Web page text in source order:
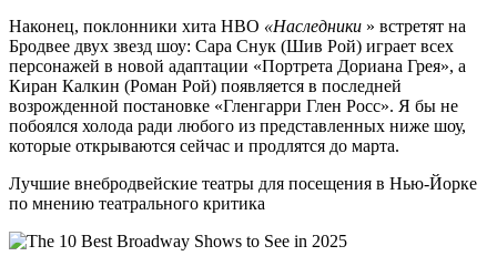
Наконец, поклонники хита HBO «Наследники » встретят на
Бродвее двух звезд шоу: Сара Снук (Шив Рой) играет всех
персонажей в новой адаптации «Портрета Дориана Грея», а
Киран Калкин (Роман Рой) появляется в последней
возрожденной постановке «Гленгарри Глен Росс». Я бы не
побоялся холода ради любого из представленных ниже шоу,
которые открываются сейчас и продлятся до марта.
Лучшие внебродвейские театры для посещения в Нью-Йорке
по мнению театрального критика